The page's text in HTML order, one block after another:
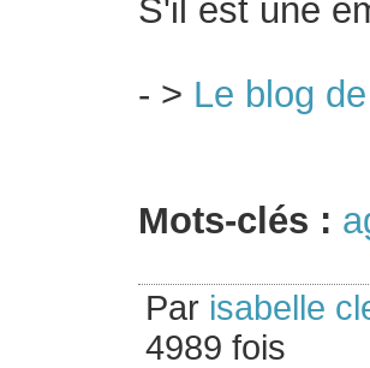
S'il est une
- > Le blog
Mots-clés :
Par isabelle
4989 fois